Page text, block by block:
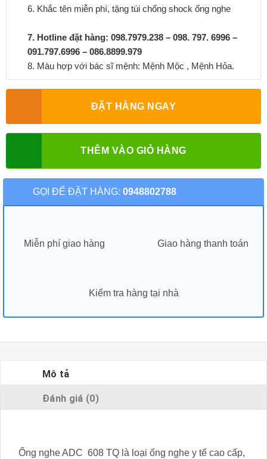
6. Khắc tên miễn phí, tặng túi chống shock ống nghe
7. Hotline đặt hàng: 098.7979.238 – 098. 797. 6996 –
091.797.6996 – 086.8899.979
8. Màu hợp với bác sĩ mệnh: Mệnh Mộc , Mệnh Hỏa.
ĐẶT HÀNG NGAY
THÊM VÀO GIỎ HÀNG
GỌI ĐỂ ĐẶT HÀNG: 0948802788
Miễn phí giao hàng Giao hàng thanh toán
Kiểm tra hàng tại nhà
Mô tả
Đánh giá (0)
Ống nghe ADC 608 TQ là loại ống nghe y tế cao cấp,